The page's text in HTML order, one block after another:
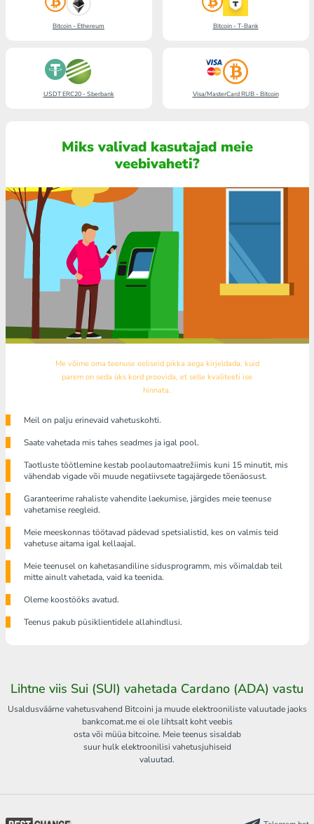
Bitcoin - Ethereum Bitcoin - T-Bank
USDT ERC20 - Sberbank Visa/MasterCard RUB - Bitcoin
Miks valivad kasutajad meie
veebivaheti?
Me võime oma teenuse eeliseid pikka aega kirjeldada, kuid
parem on seda üks kord proovida, et selle kvaliteeti ise
hinnata.
Meil ​​on palju erinevaid vahetuskohti.
Saate vahetada mis tahes seadmes ja igal pool.
Taotluste töötlemine kestab poolautomaatrežiimis kuni 15 minutit, mis
vähendab vigade või muude negatiivsete tagajärgede tõenäosust.
Garanteerime rahaliste vahendite laekumise, järgides meie teenuse
vahetamise reegleid.
Meie meeskonnas töötavad pädevad spetsialistid, kes on valmis teid
vahetuse aitama igal kellaajal.
Meie teenusel on kahetasandiline sidusprogramm, mis võimaldab teil
mitte ainult vahetada, vaid ka teenida.
Oleme koostööks avatud.
Teenus pakub püsiklientidele allahindlusi.
Lihtne viis Sui (SUI) vahetada Cardano (ADA) vastu
Usaldusväärne vahetusvahend Bitcoini ja muude elektrooniliste valuutade jaoks
bankcomat.me ei ole lihtsalt koht veebis
osta või müüa bitcoine. Meie teenus sisaldab
suur hulk elektroonilisi vahetusjuhiseid
valuutad.